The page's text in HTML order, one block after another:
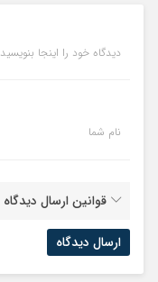
دیدگاه خود را اینجا بنویسید
نام شما
قوانین ارسال دیدگاه